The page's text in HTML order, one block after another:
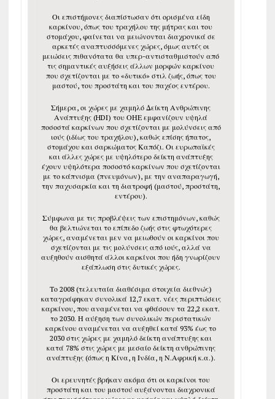
Οι επιστήμονες διαπίστωσαν ότι ορισμένα είδη
καρκίνου, όπως του τραχήλου της μήτρας και του
στομάχου, φαίνεται να μειώνονται διαχρονικά σε
αρκετές αναπτυσσόμενες χώρες, όμως αυτές οι
μειώσεις πιθανότατα θα υπερ-αντισταθμιστούν από
τις σημαντικές αυξήσεις άλλων μορφών καρκίνου
που σχετίζονται με το «δυτικό» στιλ ζωής, όπως του
μαστού, του προστάτη και του παχέος εντέρου.
Σήμερα, οι χώρες με χαμηλό Δείκτη Ανθρώπινης
Ανάπτυξης (HDΙ) του ΟΗΕ εμφανίζουν υψηλά
ποσοστά καρκίνων που σχετίζονται με μολύνσεις από
ιούς (ιδίως του τραχήλου), καθώς επίσης ήπατος,
στομάχου και σαρκώματος Καπόζι. Οι ευρωπαϊκές
και άλλες χώρες με υψηλότερο δείκτη ανάπτυξης
έχουν υψηλότερα ποσοστό καρκίνων που σχετίζονται
με το κάπνισμα (πνευμόνων), με την αναπαραγωγή,
την παχυσαρκία και τη διατροφή (μαστού, προστάτη,
εντέρου).
Σύμφωνα με τις προβλέψεις των επιστημόνων, καθώς
θα βελτιώνεται το επίπεδο ζωής στις φτωχότερες
χώρες, αναμένεται μεν να μειωθούν οι καρκίνοι που
σχετίζονται με τις μολύνσεις από ιούς, αλλά να
αυξηθούν αισθητά άλλοι καρκίνοι που ήδη γνωρίζουν
εξάπλωση στις δυτικές χώρες.
Το 2008 (τελευταία διαθέσιμα στοιχεία διεθνώς)
καταγράφηκαν συνολικά 12,7 εκατ. νέες περιπτώσεις
καρκίνου, που αναμένεται να φθάσουν τα 22,2 εκατ.
το 2030. Η αύξηση των συνολικών περιστατικών
καρκίνου αναμένεται να αυξηθεί κατά 93% έως το
2030 στις χώρες με χαμηλό δείκτη ανάπτυξης και
κατά 78% στις χώρες με μεσαίο δείκτη ανθρώπινης
ανάπτυξης (όπως η Κίνα, η Ινδία, η Ν.Αφρική κ.α.).
Οι ερευνητές βρήκαν ακόμα ότι οι καρκίνοι του
προστάτη και του μαστού αυξάνονται διαχρονικά